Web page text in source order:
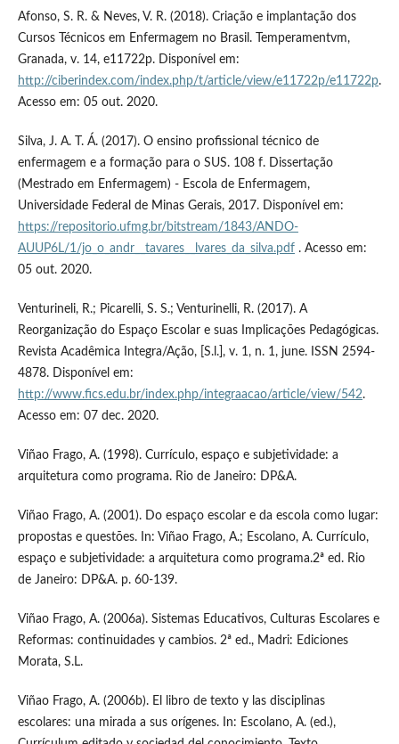
Afonso, S. R. & Neves, V. R. (2018). Criação e implantação dos
Cursos Técnicos em Enfermagem no Brasil. Temperamentvm,
Granada, v. 14, e11722p. Disponível em:
http://ciberindex.com/index.php/t/article/view/e11722p/e11722p.
Acesso em: 05 out. 2020.
Silva, J. A. T. Á. (2017). O ensino profissional técnico de
enfermagem e a formação para o SUS. 108 f. Dissertação
(Mestrado em Enfermagem) - Escola de Enfermagem,
Universidade Federal de Minas Gerais, 2017. Disponível em:
https://repositorio.ufmg.br/bitstream/1843/ANDO-
AUUP6L/1/jo_o_andr__tavares__lvares_da_silva.pdf. Acesso em:
05 out. 2020.
Venturineli, R.; Picarelli, S. S.; Venturinelli, R. (2017). A
Reorganização do Espaço Escolar e suas Implicações Pedagógicas.
Revista Acadêmica Integra/Ação, [S.l.], v. 1, n. 1, june. ISSN 2594-
4878. Disponível em:
http://www.fics.edu.br/index.php/integraacao/article/view/542.
Acesso em: 07 dec. 2020.
Viñao Frago, A. (1998). Currículo, espaço e subjetividade: a
arquitetura como programa. Rio de Janeiro: DP&A.
Viñao Frago, A. (2001). Do espaço escolar e da escola como lugar:
propostas e questões. In: Viñao Frago, A.; Escolano, A. Currículo,
espaço e subjetividade: a arquitetura como programa.2ª ed. Rio
de Janeiro: DP&A. p. 60-139.
Viñao Frago, A. (2006a). Sistemas Educativos, Culturas Escolares e
Reformas: continuidades y cambios. 2ª ed., Madri: Ediciones
Morata, S.L.
Viñao Frago, A. (2006b). El libro de texto y las disciplinas
escolares: una mirada a sus orígenes. In: Escolano, A. (ed.),